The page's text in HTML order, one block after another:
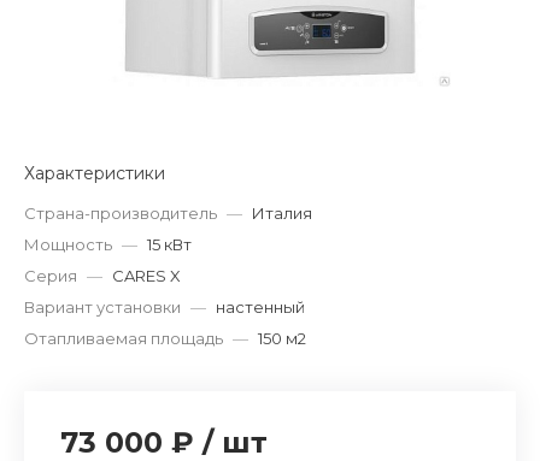
Характеристики
Страна-производитель — Италия
Мощность — 15 кВт
Серия — CARES X
Вариант установки — настенный
Отапливаемая площадь — 150 м2
73 000 ₽ / шт